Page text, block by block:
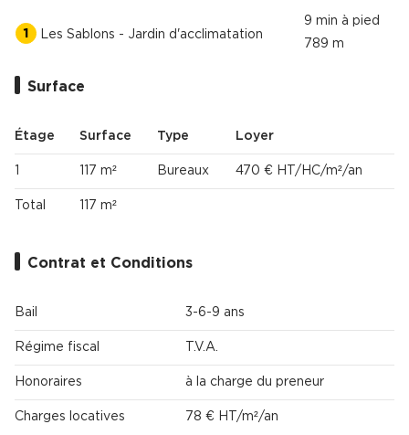
1 Les Sablons - Jardin d'acclimatation
9 min à pied
789 m
Surface
Étage Surface Type Loyer
117 m² Bureaux 470 € HT/HC/m²/an
Total 117 m²
Contrat et Conditions
Bail 3-6-9 ans
Régime fiscal T.V.A.
Honoraires à la charge du preneur
Charges locatives 78 € HT/m²/an